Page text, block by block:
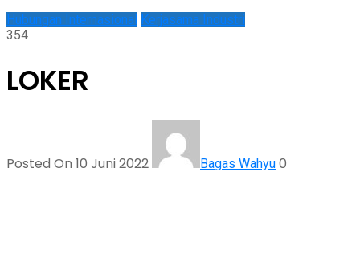
Hubungan Internasional Kerjasama Industri
354
LOKER
Posted On 10 Juni 2022 Bagas Wahyu 0